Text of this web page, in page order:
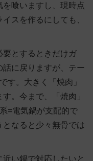
喰いますし、現時点
スを作るにしても、
要とするときだけガ
話に戻りますが、テー
す。大きく「焼肉」
。今まで、「焼肉」
=電気鍋が支配的で
なると少々無骨では
い鍋で対応したいと